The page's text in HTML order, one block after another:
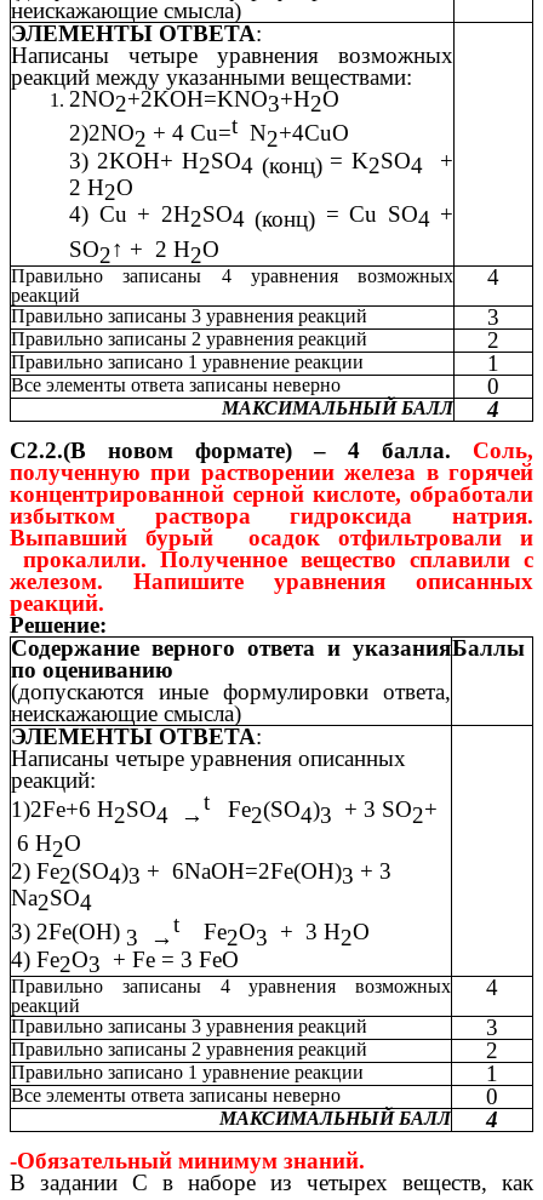
неискажающие смысла)
ЭЛЕМЕНТЫ ОТВЕТА:
Написаны четыре уравнения возможных
реакций между указанными веществами:
2NO2+2KOH=KNO3+H2O
2)2NO2 + 4 Cu=t N2+4CuO
3) 2KOH+ H2SO4 (конц) = K2SO4 +
2 H2O
4) Cu + 2H2SO4 (конц) = Cu SO4 +
SO2↑ + 2 H2O
Правильно записаны 4 уравнения возможных
реакций
4
Правильно записаны 3 уравнения реакций 3
Правильно записаны 2 уравнения реакций 2
Правильно записано 1 уравнение реакции 1
Все элементы ответа записаны неверно 0
МАКСИМАЛЬНЫЙ БАЛЛ
4
С2.2.(В новом формате) – 4 балла. Соль,
полученную при растворении железа в горячей
концентрированной серной кислоте, обработали
избытком раствора гидроксида натрия.
Выпавший бурый осадок отфильтровали и
прокалили. Полученное вещество сплавили с
железом. Напишите уравнения описанных
реакций.
Решение:
Содержание верного ответа и указания
по оцениванию
(допускаются иные формулировки ответа,
неискажающие смысла)
Баллы
ЭЛЕМЕНТЫ ОТВЕТА:
Написаны четыре уравнения описанных
реакций:
1)2Fe+6 H2SO4 →
t Fe2(SO4)3 + 3 SO2+
6 H2O
2) Fe2(SO4)3 + 6NaOH=2Fe(OH)3 + 3
Na2SO4
3) 2Fe(OH) 3 →
t Fe2O3 + 3 H2O
4) Fe2O3 + Fe = 3 FeO
Правильно записаны 4 уравнения возможных
реакций
4
Правильно записаны 3 уравнения реакций 3
Правильно записаны 2 уравнения реакций 2
Правильно записано 1 уравнение реакции 1
Все элементы ответа записаны неверно 0
МАКСИМАЛЬНЫЙ БАЛЛ
4
-Обязательный минимум знаний.
В задании С в наборе из четырех веществ, как